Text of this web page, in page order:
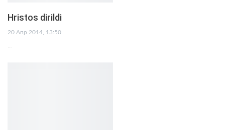
Hristos dirildi
20 Апр 2014, 13:50